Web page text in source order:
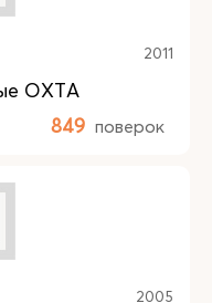
2011
ОХТА
849 поверок
2005